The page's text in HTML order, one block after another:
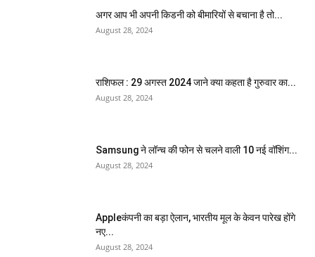
अगर आप भी अपनी किडनी को बीमारियों से बचाना है तो...
August 28, 2024
राशिफल : 29 अगस्त 2024 जाने क्या कहता है गुरुवार का...
August 28, 2024
Samsung ने लॉन्च की फोन से चलने वाली 10 नई वॉशिंग...
August 28, 2024
Appleकंपनी का बड़ा ऐलान, भारतीय मूल के केवन पारेख होंगे
नए...
August 28, 2024